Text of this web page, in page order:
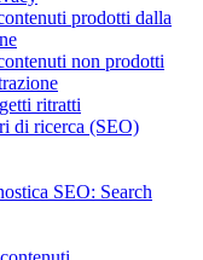
prodotti dalla
non prodotti
ritratti
di ricerca (SEO)
SEO: Search